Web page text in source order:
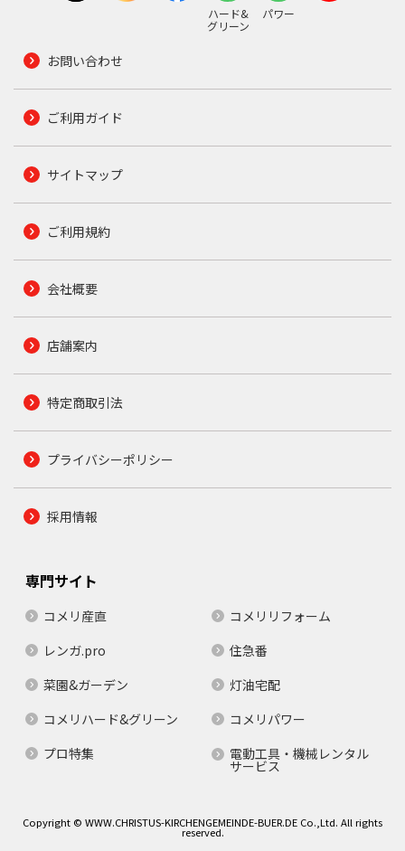
ハード&
グリーン
パワー
お問い合わせ
ご利用ガイド
サイトマップ
ご利用規約
会社概要
店舗案内
特定商取引法
プライバシーポリシー
採用情報
専門サイト
コメリ産直
コメリリフォーム
レンガ.pro
住急番
菜園&ガーデン
灯油宅配
コメリハード&グリーン
コメリパワー
プロ特集
電動工具・機械レンタル
サービス
Copyright © WWW.CHRISTUS-KIRCHENGEMEINDE-BUER.DE Co.,Ltd. All rights
reserved.